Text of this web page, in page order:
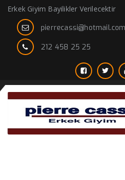
Erkek Giyim Bayilikler Verilecektir
pierrecassi@hotmail.com
212 458 25 25